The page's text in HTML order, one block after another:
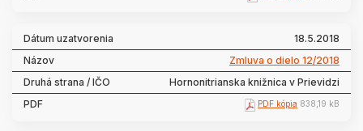
18.5.2018
Zmluva o dielo 12/2018
Hornonitrianska knižnica v Prievidzi
PDF kópia 838,19 kB